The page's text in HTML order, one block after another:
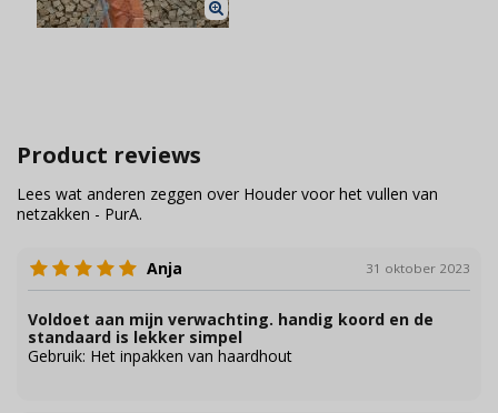
Product reviews
Lees wat anderen zeggen over Houder voor het vullen van
netzakken - PurA.
Anja 31 oktober 2023
Voldoet aan mijn verwachting. handig koord en de
standaard is lekker simpel
Gebruik: Het inpakken van haardhout